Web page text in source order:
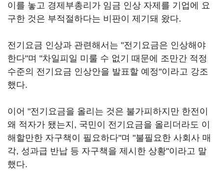
이를 놓고 경제부총리가 임금 인상 자제를 기업에 요
구한 것은 부적절하다는 비판이 제기돼 왔다.
전기요금 인상과 관련해서는 "전기요금은 인상해야
한다"며 "차일피일 미룰 수 없기 때문에 조만간 적정
수준의 전기요금 인상안을 발표할 예정"이라고 강조
했다.
이어 "전기요금을 올리는 것은 불가피하지만 한전이
왜 적자가 됐는지, 국민이 전기요금을 올리더라도 이
해할만한 자구책이 필요하다"며 "불필요한 사회사 매
각, 성과급 반납 등 자구책을 제시한 상황"이라고 말
했다.